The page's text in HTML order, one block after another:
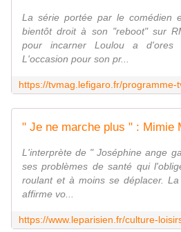
La série portée par le comédien
bientôt droit à son "reboot" sur
pour incarner Loulou a d'ores
L'occasion pour son pr...
L'interprète de " Joséphine ange
ses problèmes de santé qui
roulant et à moins se déplacer.
affirme vo...